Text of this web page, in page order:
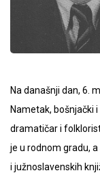
Na današnji dan, 6.
Nametak, bošnjački
dramatičar i
je u rodnom gradu,
i južnoslavenskih